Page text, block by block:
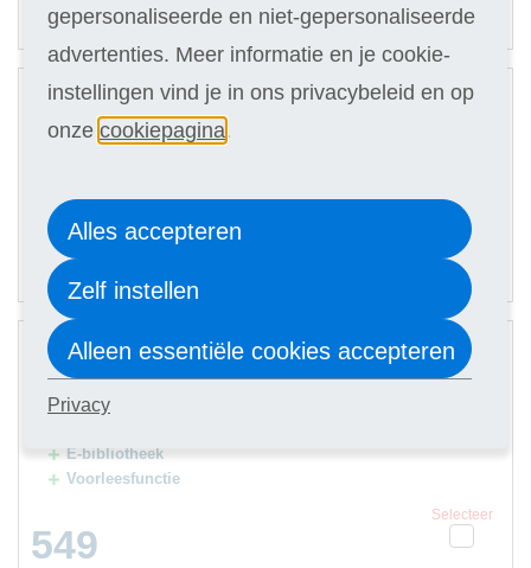
(keuze in stap 3)
Digitale cursus
529
Of in termijnen:
(keuze in stap 3)
2
Digitale cursus
Hulp docent
E-bibliotheek
Voorleesfunctie
549
Selecteer
gepersonaliseerde en niet-gepersonaliseerde
advertenties. Meer informatie en je cookie-
instellingen vind je in ons privacybeleid en op
onze cookiepagina .
Alles accepteren
Zelf instellen
Alleen essentiële cookies accepteren
Privacy